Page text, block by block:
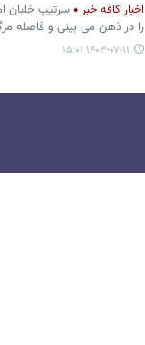
اخبار کافه خبر
سرتیپ خلبان
را در ذهن می بینی و فاصله
۱۴۰۳-۰۷-۱۱ ۱۵:۰۱